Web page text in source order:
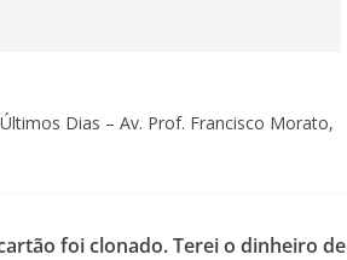
Dias – Av. Prof. Francisco Morato,
foi clonado. Terei o dinheiro de